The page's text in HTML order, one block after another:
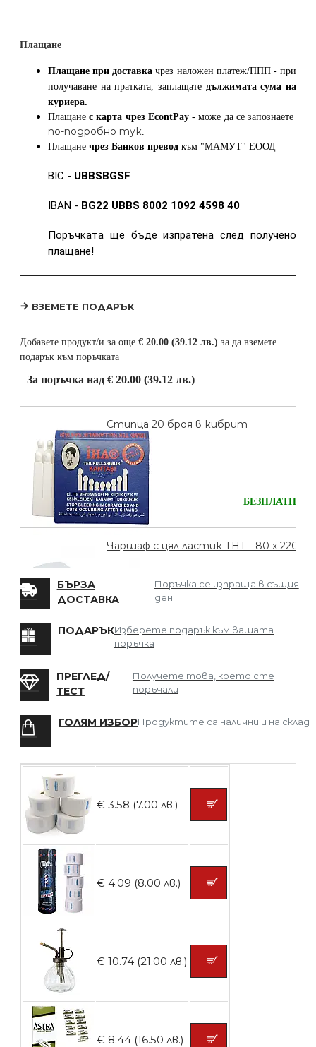
Плащане
Плащане при доставка чрез наложен платеж/ППП - при
получаване на пратката, заплащате дължимата сума на
куриера.
Плащанес карта чрез EcontPay- може да се запознаете
по-подробно тук
Плащане чрез Банков превод към "МАМУТ" ЕООД
BIC - UBBSBGSF
IBAN - BG22 UBBS 8002 1092 4598 40
Поръчката ще бъде изпратена след получено
плащане!
ВЗЕМЕТЕ ПОДАРЪК
Добавете продукт/и за още € 20.00 (39.12 лв.) за да вземете
подарък към поръчката
За поръчка над € 20.00 (39.12 лв.)
Стипца 20 броя в кибрит
БЕЗПЛАТНО
Чаршаф с цял ластик ТНТ - 80 х 220
Четка за боядисване
броя
Контейнери за сваляне на гел лак 5
БЪРЗА
ДОСТАВКА
Поръчка се изпраща в същия
ден
ПОДАРЪКИзберете подарък към вашата
поръчка
ПРЕГЛЕД/
ТЕСТ
Получете това, което сте
поръчали
ГОЛЯМ ИЗБОРПродуктите са налични и на склад
€ 3.58 (7.00 лв.)
€ 4.09 (8.00 лв.)
€ 10.74 (21.00 лв.)
€ 8.44 (16.50 лв.)